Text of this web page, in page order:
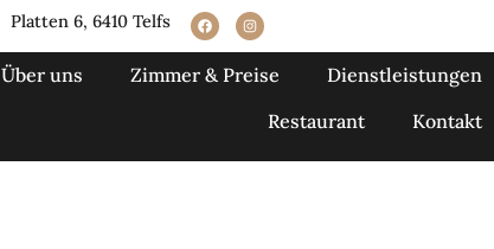
Platten 6, 6410 Telfs
Über uns Zimmer & Preise
Dienstleistungen
Restaurant
Kontakt